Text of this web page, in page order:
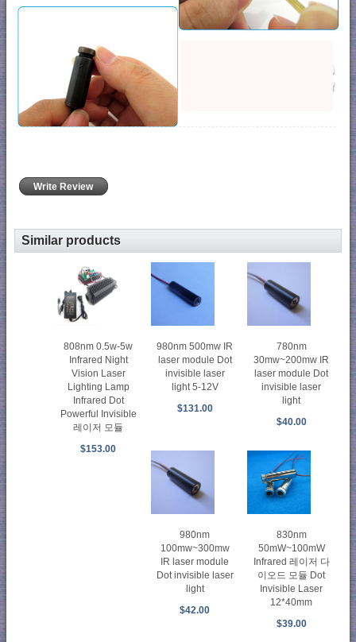
Write Review
Similar products
808nm 0.5w-5w
Infrared Night
Vision Laser
Lighting Lamp
Infrared Dot
Powerful Invisible
레이저 모듈
$153.00
980nm 500mw IR
laser module Dot
invisible laser
light 5-12V
$131.00
780nm
30mw~200mw IR
laser module Dot
invisible laser
light
$40.00
980nm
100mw~300mw
IR laser module
Dot invisible laser
light
$42.00
830nm
50mW~100mW
Infrared 레이저 다
이오드 모듈 Dot
Invisible Laser
12*40mm
$39.00